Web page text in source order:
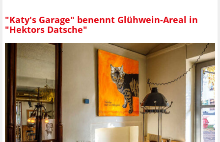
"Katy's Garage" benennt Glühwein-Areal in
"Hektors Datsche"